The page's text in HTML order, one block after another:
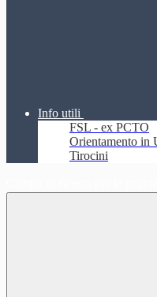
Info utili
FSL - ex PCTO
Orientamento in
Tirocini